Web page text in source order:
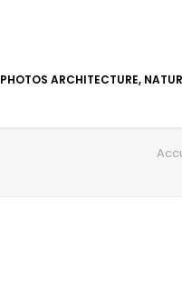
PHOTOS ARCHITECTURE,